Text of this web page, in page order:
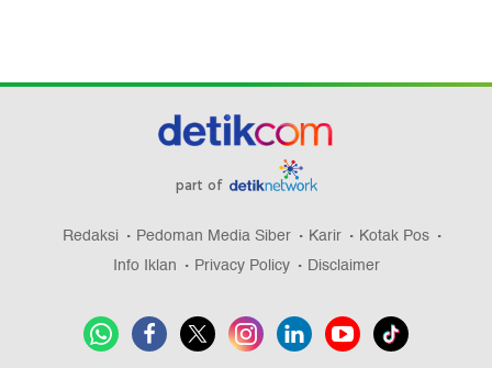
part of
Redaksi Pedoman Media Siber Karir
Kotak Pos
Info Iklan
Privacy Policy Disclaimer